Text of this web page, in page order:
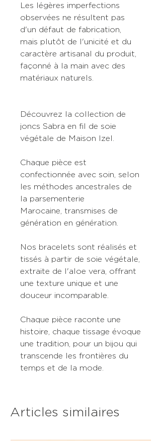
Les légères imperfections
observées ne résultent pas
d'un défaut de fabrication,
mais plutôt de l'unicité et du
caractère artisanal du produit,
façonné à la main avec des
matériaux naturels.
Découvrez la collection de
joncs Sabra en fil de soie
végétale de Maison Izel.
Chaque pièce est
confectionnée avec soin, selon
les méthodes ancestrales de
la parsementerie
Marocaine, transmises de
génération en génération.
Nos bracelets sont réalisés et
tissés à partir de soie végétale,
extraite de l'aloe vera, offrant
une texture unique et une
douceur incomparable.
Chaque pièce raconte une
histoire, chaque tissage évoque
une tradition, pour un bijou qui
transcende les frontières du
temps et de la mode.
Articles similaires